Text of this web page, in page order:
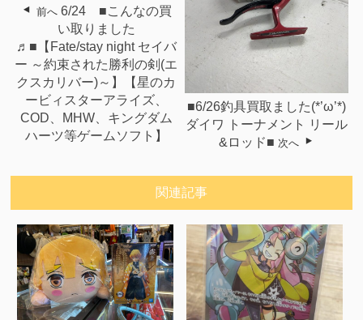
前へ 6/24 ■こんなの買
い取りました
♬■【Fate/stay night セイバ
ー ～約束された勝利の剣(エ
クスカリバー)～】【星のカ
ービィスターアライズ、
COD、MHW、キングダム
ハーツ等ゲームソフト】
■6/26釣具買取ました(*’ω’*)
ダイワ トーナメント リール
&ロッド■ 次へ
関連記事